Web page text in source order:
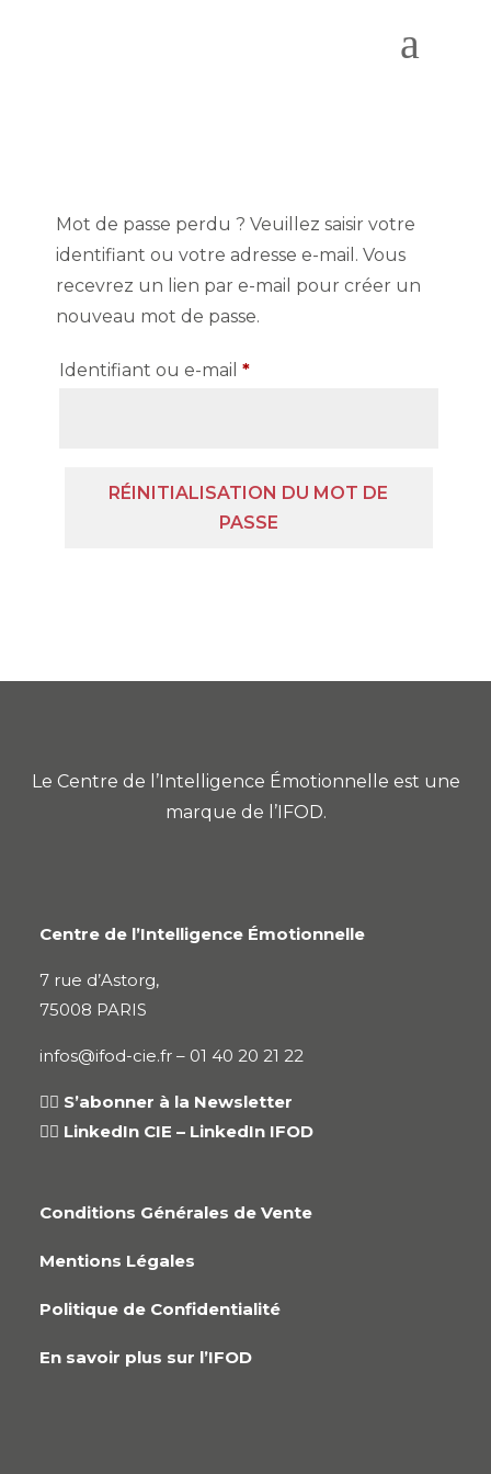
a
Mot de passe perdu ? Veuillez saisir votre
identifiant ou votre adresse e-mail. Vous
recevrez un lien par e-mail pour créer un
nouveau mot de passe.
Identifiant ou e-mail *Obligatoire
RÉINITIALISATION DU MOT DE
PASSE
Le Centre de l’Intelligence Émotionnelle est une
marque de l’IFOD.
Centre de l’Intelligence Émotionnelle
7 rue d’Astorg,
75008 PARIS
infos@ifod-cie.fr – 01 40 20 21 22
👉🏻 S’abonner à la Newsletter
👉🏻 LinkedIn CIE – LinkedIn IFOD
Conditions Générales de Vente
Mentions Légales
Politique de Confidentialité
En savoir plus sur l’IFOD